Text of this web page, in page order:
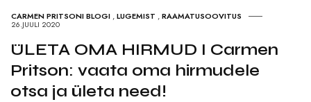
CARMEN PRITSONI BLOGI ,LUGEMIST ,RAAMATUSOOVITUS
26.JUULI 2020
ÜLETA OMA HIRMUD I Carmen
Pritson: vaata oma hirmudele
otsa ja ületa need!